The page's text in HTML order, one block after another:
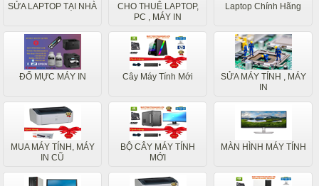
SỬA LAPTOP TẠI NHÀ
CHO THUÊ LAPTOP,
PC , MÁY IN
Laptop Chính Hãng
ĐỔ MỰC MÁY IN Cây Máy Tính Mới
SỬA MÁY TÍNH , MÁY
IN
MUA MÁY TÍNH, MÁY
IN CŨ
BỘ CÂY MÁY TÍNH
MỚI
MÀN HÌNH MÁY TÍNH